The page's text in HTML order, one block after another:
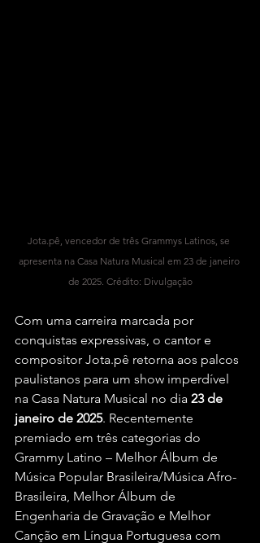
Jota.pê, vencedor de três Grammys Latinos, se
apresenta na Casa Natura Musical em 23 de janeiro
de 2025. Crédito: Divulgação
Com uma carreira marcada por
conquistas expressivas, o cantor e
compositor Jota.pê retorna aos palcos
paulistanos para um show imperdível
na Casa Natura Musical no dia 23 de
janeiro de 2025. Recentemente
premiado em três categorias do
Grammy Latino – Melhor Álbum de
Música Popular Brasileira/Música Afro-
Brasileira, Melhor Álbum de
Engenharia de Gravação e Melhor
Canção em Língua Portuguesa com